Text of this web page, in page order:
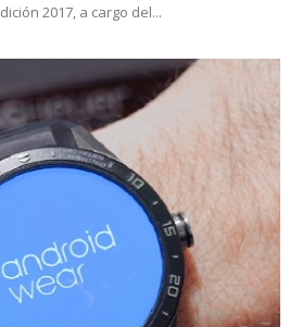
2017, a cargo del...